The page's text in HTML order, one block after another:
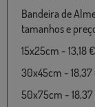
Bandeira de
tamanhos e
15x25cm - 13,18 €
30x45cm - 18,37
50x75cm -